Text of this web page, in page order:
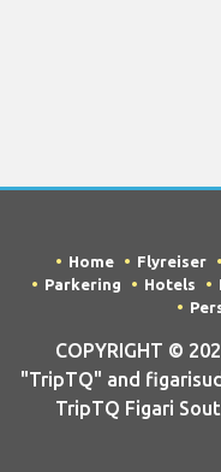
Home Flyreiser
Parkering
Hotels
COPYRIGHT ©
"TripTQ" and
TripTQ Figari